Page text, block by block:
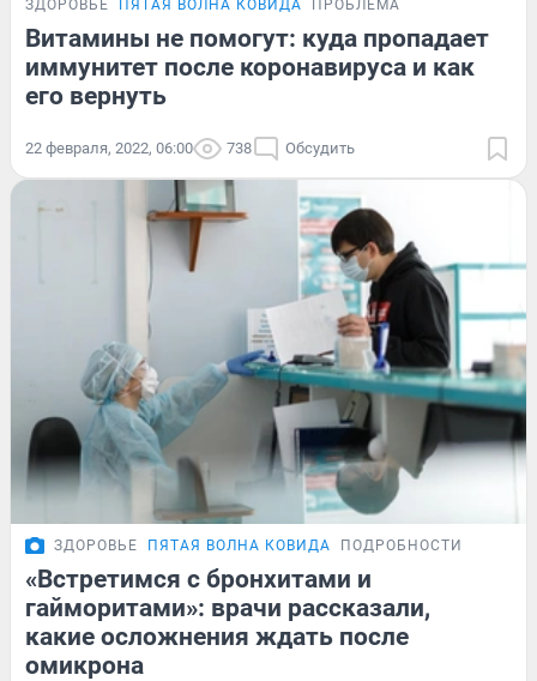
ЗДОРОВЬЕ ПЯТАЯ ВОЛНА КОВИДА ПРОБЛЕМА
Витамины не помогут: куда пропадает
иммунитет после коронавируса и как
его вернуть
22 февраля, 2022, 06:00 738 Обсудить
ЗДОРОВЬЕ ПЯТАЯ ВОЛНА КОВИДА ПОДРОБНОСТИ
«Встретимся с бронхитами и
гайморитами»: врачи рассказали,
какие осложнения ждать после
омикрона